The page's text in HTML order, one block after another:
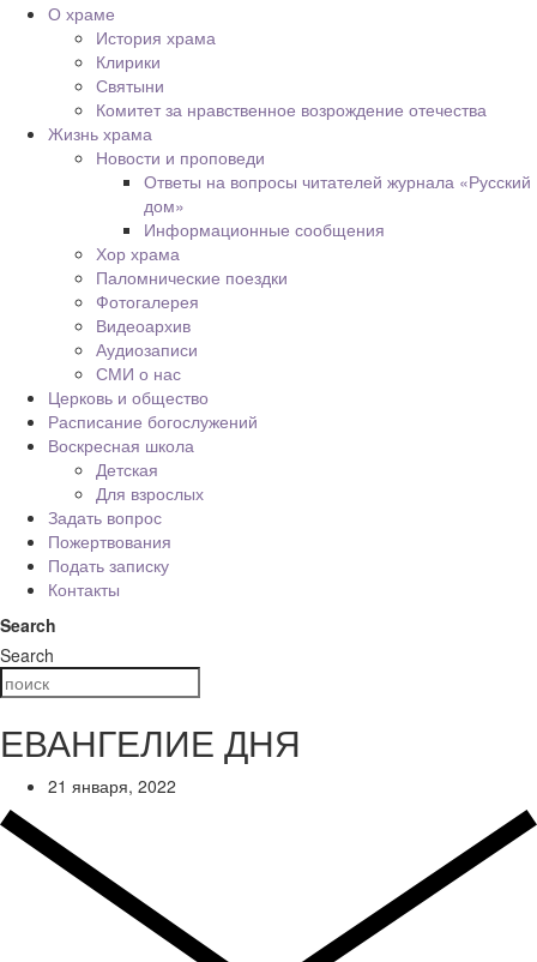
О храме
История храма
Клирики
Святыни
Комитет за нравственное возрождение отечества
Жизнь храма
Новости и проповеди
Ответы на вопросы читателей журнала «Русский
дом»
Информационные сообщения
Хор храма
Паломнические поездки
Фотогалерея
Видеоархив
Аудиозаписи
СМИ о нас
Церковь и общество
Расписание богослужений
Воскресная школа
Детская
Для взрослых
Задать вопрос
Пожертвования
Подать записку
Контакты
Search
Search
ЕВАНГЕЛИЕ ДНЯ
21 января, 2022